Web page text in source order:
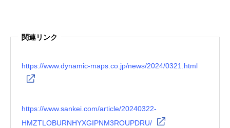
関連リンク
https://www.dynamic-maps.co.jp/news/2024/0321.html
https://www.sankei.com/article/20240322-
HMZTLOBURNHYXGIPNM3ROUPDRU/